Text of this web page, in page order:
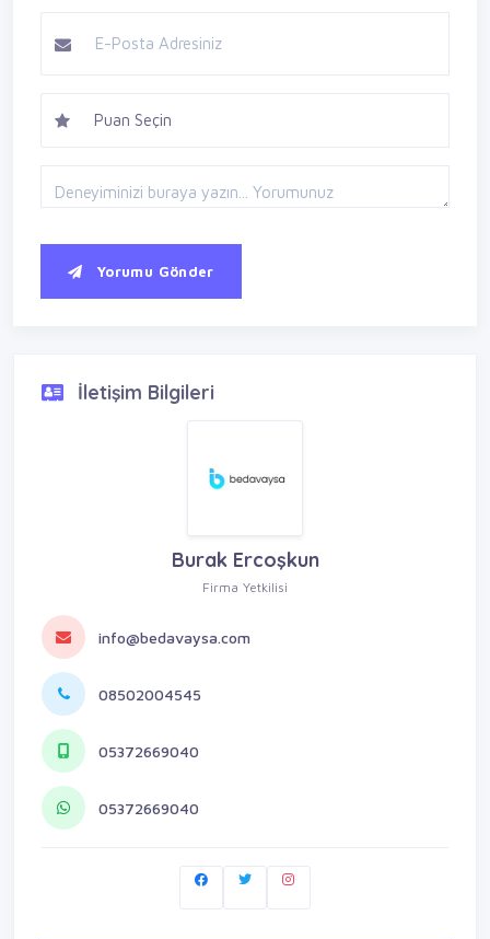
Yorumu Gönder
İletişim Bilgileri
Burak Ercoşkun
Firma Yetkilisi
info@bedavaysa.com
08502004545
05372669040
05372669040